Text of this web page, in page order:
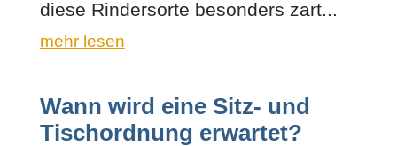
diese Rindersorte besonders zart...
mehr lesen
Wann wird eine Sitz- und
Tischordnung erwartet?